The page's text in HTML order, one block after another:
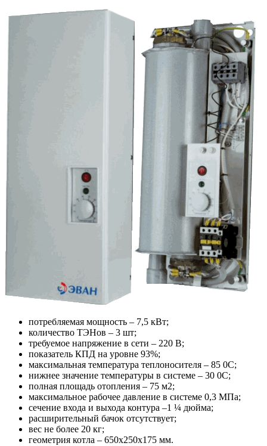
потребляемая мощность – 7,5 кВт;
количество ТЭНов – 3 шт;
требуемое напряжение в сети – 220 В;
показатель КПД на уровне 93%;
максимальная температура теплоносителя – 85 0С;
нижнее значение температуры в системе – 30 0С;
полная площадь отопления – 75 м2;
максимальное рабочее давление в системе 0,3 МПа;
сечение входа и выхода контура –1 ¼ дюйма;
расширительный бачок отсутствует;
вес не более 20 кг;
геометрия котла – 650х250х175 мм.